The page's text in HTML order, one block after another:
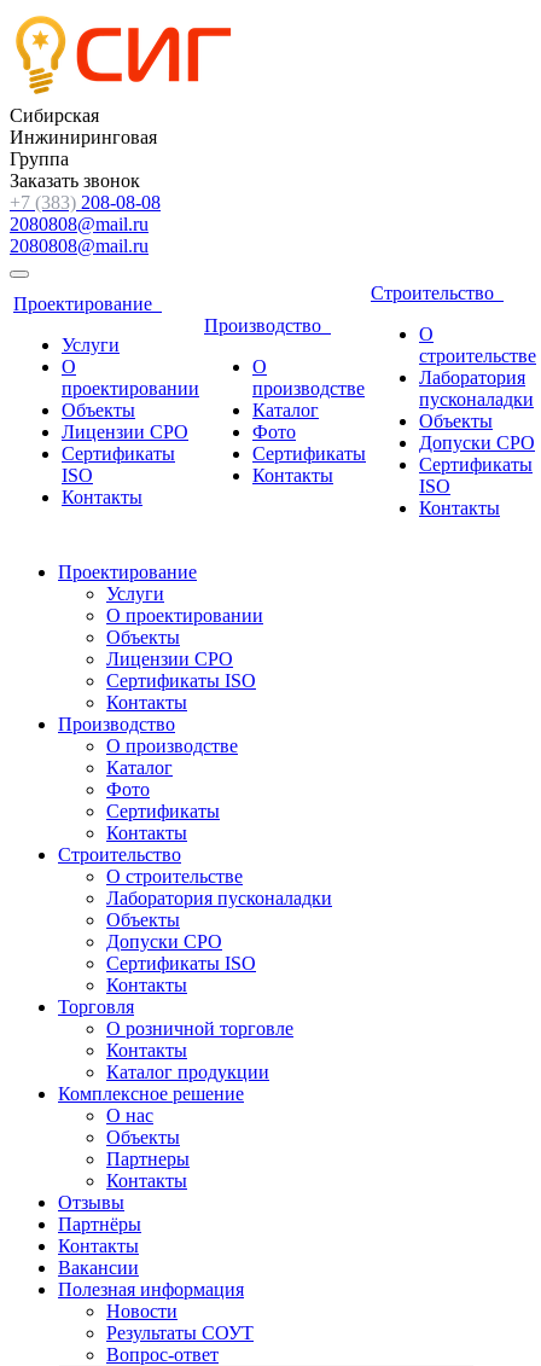
Сибирская
Инжиниринговая
Группа
Заказать звонок
+7 (383) 208-08-08
2080808@mail.ru
2080808@mail.ru
Проектирование
Услуги
О
проектировании
Объекты
Лицензии СРО
Сертификаты
ISO
Контакты
Производство
О
производстве
Каталог
Фото
Сертификаты
Контакты
Строительство
О
строительстве
Лаборатория
пусконаладки
Объекты
Допуски СРО
Сертификаты
ISO
Контакты
Проектирование
Услуги
О проектировании
Объекты
Лицензии СРО
Сертификаты ISO
Контакты
Производство
О производстве
Каталог
Фото
Сертификаты
Контакты
Строительство
О строительстве
Лаборатория пусконаладки
Объекты
Допуски СРО
Сертификаты ISO
Контакты
Торговля
О розничной торговле
Контакты
Каталог продукции
Комплексное решение
О нас
Объекты
Партнеры
Контакты
Отзывы
Партнёры
Контакты
Вакансии
Полезная информация
Новости
Результаты СОУТ
Вопрос-ответ